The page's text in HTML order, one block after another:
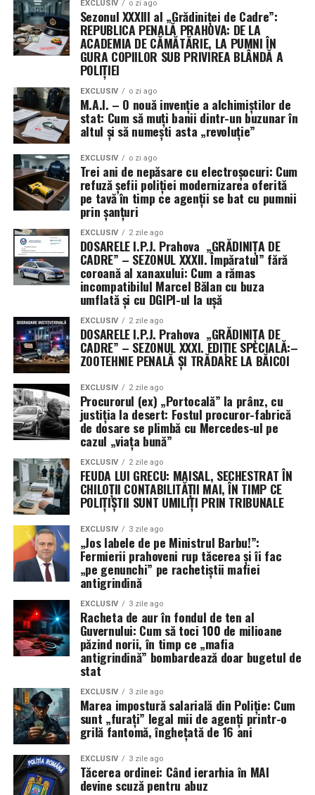
EXCLUSIV o zi ago
Sezonul XXXIII al „Grădiniței de Cadre”:
REPUBLICA PENALĂ PRAHOVA: DE LA
ACADEMIA DE CĂMĂTĂRIE, LA PUMNI ÎN
GURA COPIILOR SUB PRIVIREA BLÂNDĂ A
POLIȚIEI
EXCLUSIV o zi ago
M.A.I. – O nouă invenție a alchimiștilor de
stat: Cum să muți banii dintr-un buzunar în
altul și să numești asta „revoluție”
EXCLUSIV o zi ago
Trei ani de nepăsare cu electroșocuri: Cum
refuză șefii poliției modernizarea oferită
pe tavă în timp ce agenții se bat cu pumnii
prin șanțuri
EXCLUSIV 2 zile ago
DOSARELE I.P.J. Prahova „GRĂDINIȚA DE
CADRE” – SEZONUL XXXII. Împăratul” fără
coroană al xanaxului: Cum a rămas
incompatibilul Marcel Bălan cu buza
umflată și cu DGIPI-ul la ușă
EXCLUSIV 2 zile ago
DOSARELE I.P.J. Prahova „GRĂDINIȚA DE
CADRE” – SEZONUL XXXI. EDIȚIE SPECIALĂ:–
ZOOTEHNIE PENALĂ ȘI TRĂDARE LA BĂICOI
EXCLUSIV 2 zile ago
Procurorul (ex) „Portocală” la prânz, cu
justiția la desert: Fostul procuror-fabrică
de dosare se plimbă cu Mercedes-ul pe
cazul „viața bună”
EXCLUSIV 2 zile ago
FEUDA LUI GRECU: MAISAL, SECHESTRAT ÎN
CHILOȚII CONTABILITĂȚII MAI, ÎN TIMP CE
POLIȚIȘTII SUNT UMILIȚI PRIN TRIBUNALE
EXCLUSIV 3 zile ago
„Jos labele de pe Ministrul Barbu!”:
Fermierii prahoveni rup tăcerea și îi fac
„pe genunchi” pe rachetiștii mafiei
antigrindină
EXCLUSIV 3 zile ago
Racheta de aur în fondul de ten al
Guvernului: Cum să toci 100 de milioane
păzind norii, în timp ce „mafia
antigrindină” bombardează doar bugetul de
stat
EXCLUSIV 3 zile ago
Marea impostură salarială din Poliție: Cum
sunt „furați” legal mii de agenți printr-o
grilă fantomă, înghețată de 16 ani
EXCLUSIV 3 zile ago
Tăcerea ordinei: Când ierarhia în MAI
devine scuză pentru abuz